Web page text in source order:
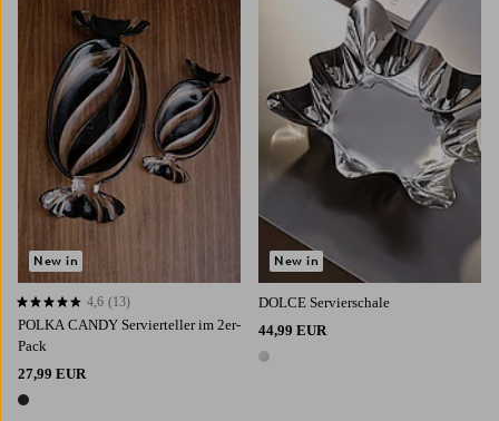
POLKA CANDY Servierteller im 2er-
Pack
27,99 EUR
1 Farbe
4,6 basierend auf 13 Bewertungen
4,6 (13)
New in
DOLCE Servierschale
44,99 EUR
1 Farbe
New in